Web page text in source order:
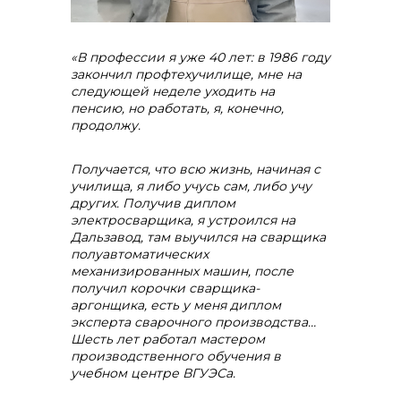
«В профессии я уже 40 лет: в 1986 году
закончил профтехучилище, мне на
следующей неделе уходить на
пенсию, но работать, я, конечно,
продолжу.
Получается, что всю жизнь, начиная с
училища, я либо учусь сам, либо учу
других. Получив диплом
электросварщика, я устроился на
Дальзавод, там выучился на сварщика
полуавтоматических
механизированных машин, после
получил корочки сварщика-
аргонщика, есть у меня диплом
эксперта сварочного производства…
Шесть лет работал мастером
производственного обучения в
учебном центре ВГУЭСа.